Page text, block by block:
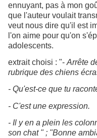
ennuyant, pas à mon
que l'auteur voulait
veut nous dire qu'il est
l'on aime pour qu'on
adolescents.
extrait choisi : "- Arrête
rubrique des chiens
- Qu'est-ce que tu
- C'est une expression.
- Il y en a plein les
son chat " ; "Bonne